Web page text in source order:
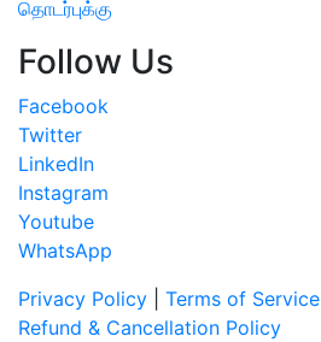
தொடர்புக்கு
Follow Us
Facebook
Twitter
LinkedIn
Instagram
Youtube
WhatsApp
Privacy Policy
Terms of Service
Refund & Cancellation Policy